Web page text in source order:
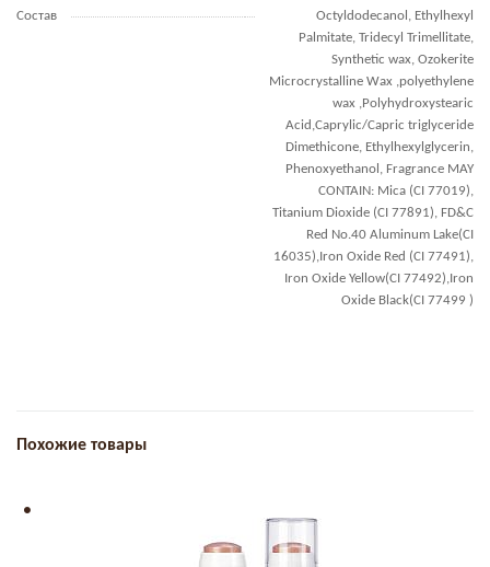
Состав
Octyldodecanol, Ethylhexyl
Palmitate, Tridecyl Trimellitate,
Synthetic wax, Ozokerite
Microcrystalline Wax ,polyethylene
wax ,Polyhydroxystearic
Acid,Caprylic/Capric triglyceride
Dimethicone, Ethylhexylglycerin,
Phenoxyethanol, Fragrance MAY
CONTAIN: Mica (CI 77019),
Titanium Dioxide (CI 77891), FD&C
Red No.40 Aluminum Lake(CI
16035),Iron Oxide Red (CI 77491),
Iron Oxide Yellow(CI 77492),Iron
Oxide Black(CI 77499 )
Похожие товары